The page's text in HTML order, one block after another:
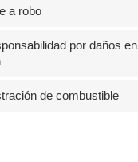
a robo
por daños en
de combustible